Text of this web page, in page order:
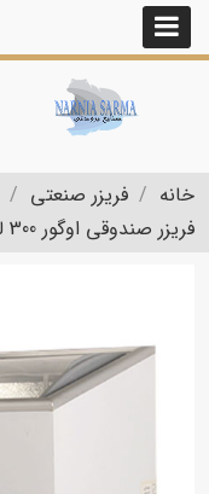
خانه
فریزر صنعتی
فریزر صندوقی اوگور 300 لیتری